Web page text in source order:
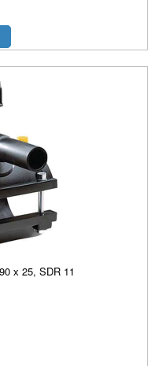
х 25, SDR 11